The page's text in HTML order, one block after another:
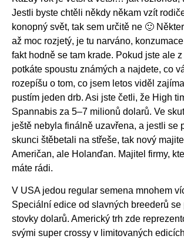
Jestli byste chtěli někdy někam vzít
konopný svět, tak sem určitě ne 🙂
až moc rozjetý, je tu narváno,
fakt hodně se tam krade. Pokud jste ale z
potkáte spoustu známých a najdete, co
rozepíšu o tom, co jsem letos viděl
pustím jeden drb. Asi jste četli, že High
Spannabis za 5–7 milionů dolarů. Ve
ještě nebyla finálně uzavřena, a jestli se
skunci štěbetali na střeše, tak nový
Američan, ale Holanďan. Majitel firmy,
máte rádi.
V USA jedou regular semena mnohem
Speciální edice od slavných breederů se
stovky dolarů. Americký trh zde
svými super crossy v limitovaných